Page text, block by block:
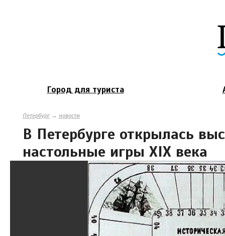
Город для туриста
Петербург→ новости
В Петербурге открылась
настольные игры XIX века